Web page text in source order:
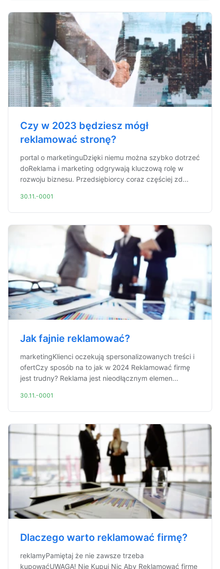
Czy w 2023 będziesz mógł
reklamować stronę?
portal o marketinguDzięki niemu można szybko dotrzeć
doReklama i marketing odgrywają kluczową rolę w
rozwoju biznesu. Przedsiębiorcy coraz częściej zd...
30.11.-0001
Jak fajnie reklamować?
marketingKlienci oczekują spersonalizowanych treści i
ofertCzy sposób na to jak w 2024 Reklamować firmę
jest trudny? Reklama jest nieodłącznym elemen...
30.11.-0001
Dlaczego warto reklamować firmę?
reklamyPamiętaj że nie zawsze trzeba
kupowaćUWAGA! Nie Kupuj Nic Aby Reklamować firmę